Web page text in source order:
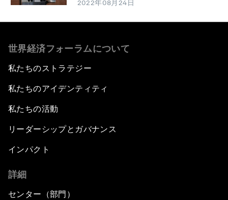
2022年08月24日
世界経済フォーラムについて
私たちのストラテジー
私たちのアイデンティティ
私たちの活動
リーダーシップとガバナンス
インパクト
詳細
センター（部門）